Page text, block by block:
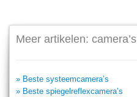
Meer artikelen: camera’s
» Beste systeemcamera’s
» Beste spiegelreflexcamera’s